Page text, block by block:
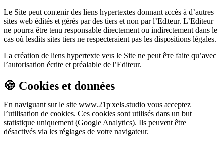
Le Site peut contenir des liens hypertextes donnant accès à d’autres
sites web édités et gérés par des tiers et non par l’Editeur. L’Editeur
ne pourra être tenu responsable directement ou indirectement dans le
cas où lesdits sites tiers ne respecteraient pas les dispositions légales.
La création de liens hypertexte vers le Site ne peut être faite qu’avec
l’autorisation écrite et préalable de l’Editeur.
🍪 Cookies et données
En naviguant sur le site www.21pixels.studio vous acceptez
l’utilisation de cookies. Ces cookies sont utilisés dans un but
statistique uniquement (Google Analytics). Ils peuvent être
désactivés via les réglages de votre navigateur.